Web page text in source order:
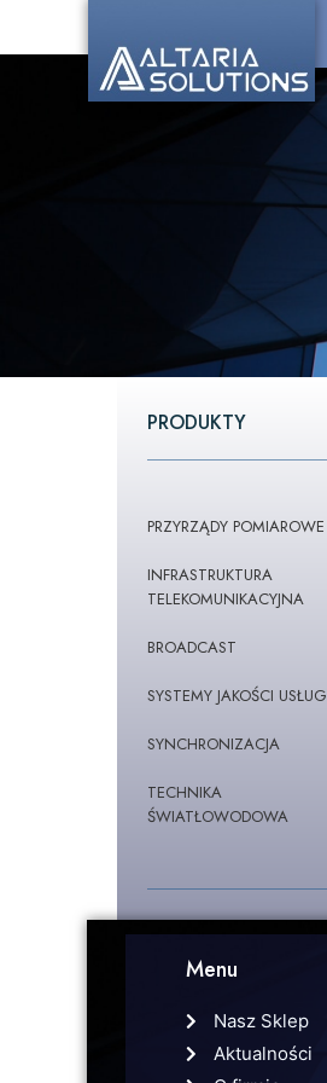
PRODUKTY
PRZYRZĄDY POMIAROWE
INFRASTRUKTURA
TELEKOMUNIKACYJNA
BROADCAST
SYSTEMY JAKOŚCI USŁUG
SYNCHRONIZACJA
TECHNIKA
ŚWIATŁOWODOWA
Menu
Nasz Sklep
Aktualności